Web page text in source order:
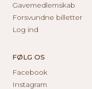
Gavemedlemskab
Forsvundne billetter
Log ind
FØLG OS
Facebook
Instagram